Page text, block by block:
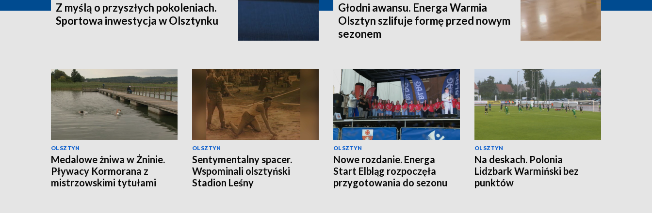
Z myślą o przyszłych pokoleniach.
Sportowa inwestycja w Olsztynku
Głodni awansu. Energa Warmia
Olsztyn szlifuje formę przed nowym
sezonem
OLSZTYN
Medalowe żniwa w Żninie.
Pływacy Kormorana z
mistrzowskimi tytułami
OLSZTYN
Sentymentalny spacer.
Wspominali olsztyński
Stadion Leśny
OLSZTYN
Nowe rozdanie. Energa
Start Elbląg rozpoczęła
przygotowania do sezonu
OLSZTYN
Na deskach. Polonia
Lidzbark Warmiński bez
punktów